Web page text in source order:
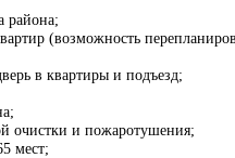
района;
(возможность
в квартиры и подъезд;
очистки и пожаротушения;
мест;